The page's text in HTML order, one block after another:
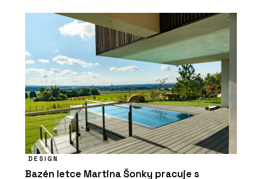
DESIGN
Bazén letce Martina Šonky pracuje s